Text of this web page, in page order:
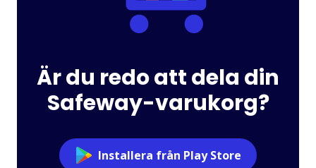
Är du redo att dela din
Safeway-varukorg?
Installera från Play Store